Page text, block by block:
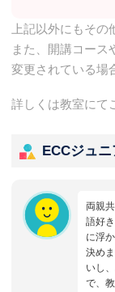
上記以外にもそ
また、開講コース
変更されている場
詳しくは教室にて
ECCジュ
両親
語好
に浮
決め
いし
で、